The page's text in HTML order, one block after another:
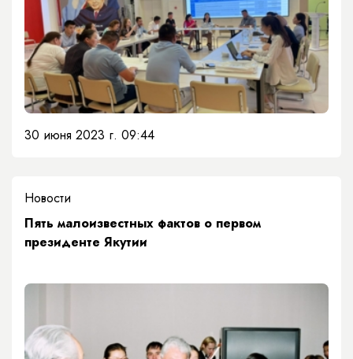
30 июня 2023 г. 09:44
Новости
​Пять малоизвестных фактов о первом
президенте Якутии